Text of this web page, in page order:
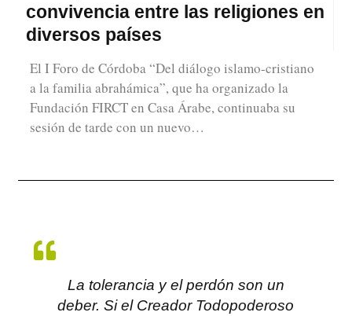
convivencia entre las religiones en
diversos países
El I Foro de Córdoba “Del diálogo islamo-cristiano
a la familia abrahámica”, que ha organizado la
Fundación FIRCT en Casa Árabe, continuaba su
sesión de tarde con un nuevo…
La tolerancia y el perdón son un
deber. Si el Creador Todopoderoso